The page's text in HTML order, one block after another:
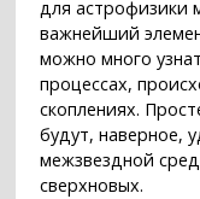
для астрофизики
важнейший
можно много
процессах,
скоплениях.
будут, наверное,
межзвездной
сверхновых.